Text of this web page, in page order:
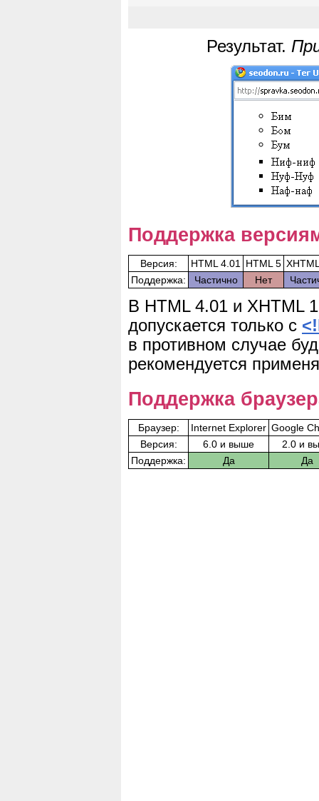
Результат.
Поддержка
Версия: HTML 4.01 HTML 5
Поддержка:
Частично Нет
В HTML 4.01 и XHTML
допускается только с
в противном случае
рекомендуется
Поддержка
Браузер: Internet Explorer Google
Версия:
6.0 и выше
2.0 и
Поддержка:
Да Да